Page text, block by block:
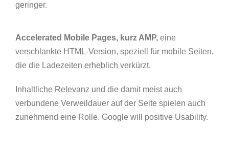
geringer.
Accelerated Mobile Pages, kurz AMP, eine
verschlankte HTML-Version, speziell für mobile Seiten,
die die Ladezeiten erheblich verkürzt.
Inhaltliche Relevanz und die damit meist auch
verbundene Verweildauer auf der Seite spielen auch
zunehmend eine Rolle. Google will positive Usability.